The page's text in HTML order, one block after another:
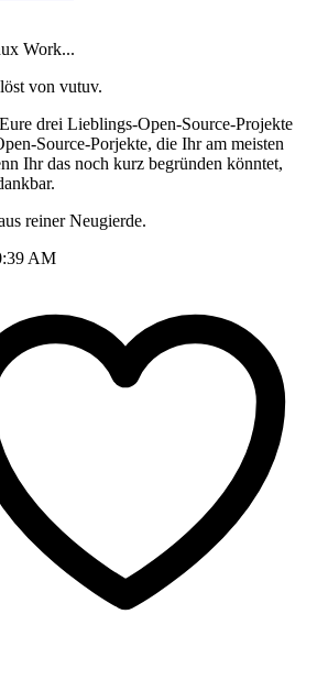
Work...
von vutuv.
drei Lieblings-Open-Source-Projekte
Source-Porjekte, die Ihr am meisten
Ihr das noch kurz begründen könntet,
reiner Neugierde.
AM